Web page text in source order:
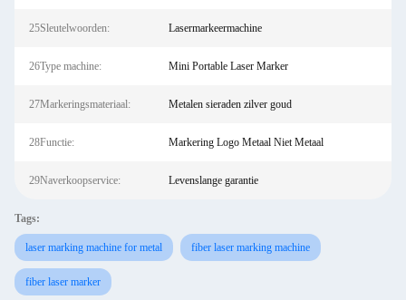
25Sleutelwoorden: Lasermarkeermachine
26Type machine: Mini Portable Laser Marker
27Markeringsmateriaal: Metalen sieraden zilver goud
28Functie: Markering Logo Metaal Niet Metaal
29Naverkoopservice: Levenslange garantie
Tags:
laser marking machine for metal fiber laser marking machine
fiber laser marker